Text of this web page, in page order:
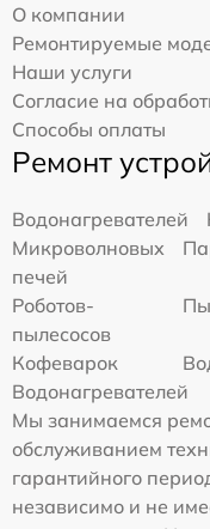
О компании
Ремонтируемые
Наши услуги
Согласие на
Способы оплаты
Ремонт
Водонагревателей
Микроволновых
печей
Роботов-
пылесосов
Кофеварок
Водонагревателей
Мы занимаемся
обслуживанием
гарантийного
независимо и не